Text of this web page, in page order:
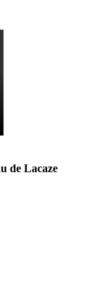
de Lacaze